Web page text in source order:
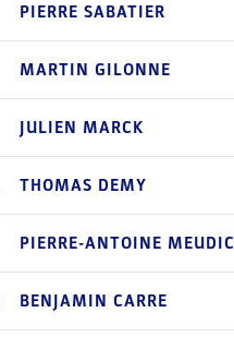
PIERRE SABATIER
MARTIN GILONNE
JULIEN MARCK
THOMAS DEMY
PIERRE-ANTOINE MEUDIC
BENJAMIN CARRE